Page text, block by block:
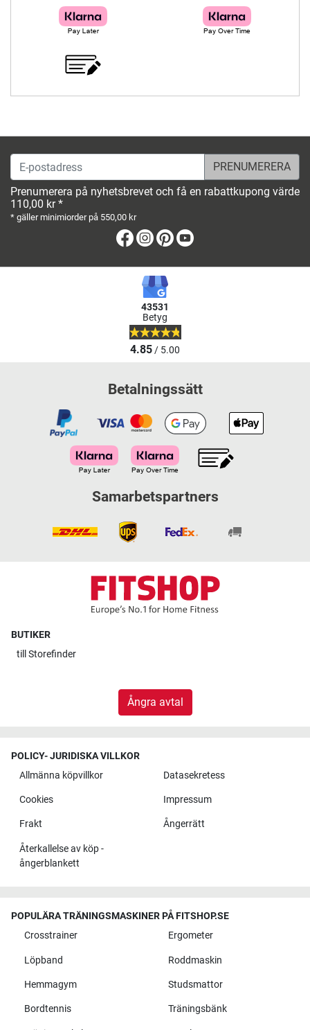
E-postadress
Prenumerera på nyhetsbrevet och få en rabattkupong värde
110,00 kr *
* gäller minimiorder på 550,00 kr
Facebook
Instagram
Pinterest
43531
Betyg
4.85/ 5.00
Betalningssätt
Samarbetspartners
BUTIKER
till Storefinder
Ångra avtal
POLICY- JURIDISKA VILLKOR
Allmänna köpvillkor
Datasekretess
Cookies Impressum
Frakt Ångerrätt
Återkallelse av köp -
ångerblankett
POPULÄRA TRÄNINGSMASKINER PÅ FITSHOP.SE
Crosstrainer
Ergometer
Löpband Roddmaskin
Hemmagym Studsmattor
Bordtennis Träningsbänk